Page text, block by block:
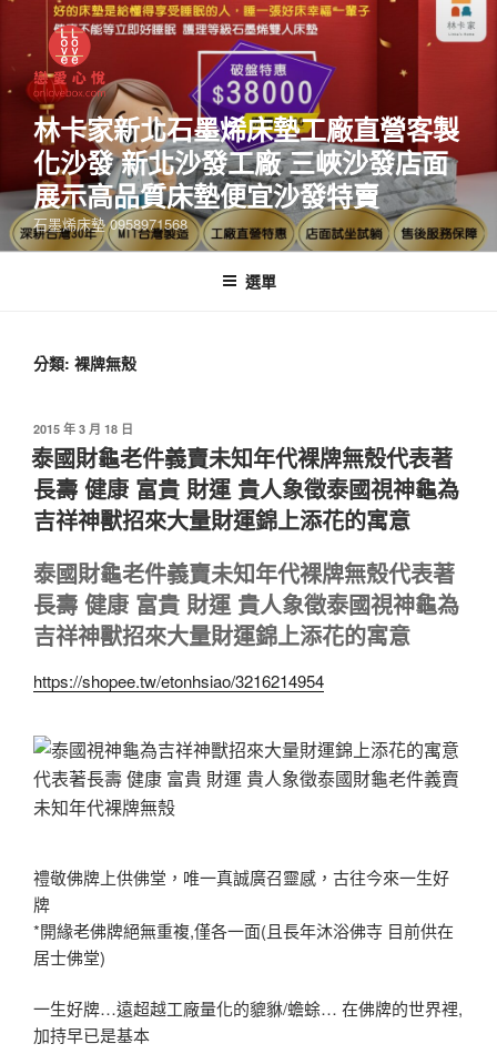
林卡家新北石墨烯床墊工廠直營客製
化沙發 新北沙發工廠 三峽沙發店面
展示高品質床墊便宜沙發特賣
石墨烯床墊 0958971568
選單
分類: 裸牌無殼
2015 年 3 月 18 日
泰國財龜老件義賣未知年代裸牌無殼代表著
長壽 健康 富貴 財運 貴人象徵泰國視神龜為
吉祥神獸招來大量財運錦上添花的寓意
泰國財龜老件義賣未知年代裸牌無殼代表著
長壽 健康 富貴 財運 貴人象徵泰國視神龜為
吉祥神獸招來大量財運錦上添花的寓意
https://shopee.tw/etonhsiao/3216214954
禮敬佛牌上供佛堂，唯一真誠廣召靈感，古往今來一生好
牌
*開緣老佛牌絕無重複,僅各一面(且長年沐浴佛寺 目前供在
居士佛堂)
一生好牌…遠超越工廠量化的貔貅/蟾蜍… 在佛牌的世界裡,
加持早已是基本